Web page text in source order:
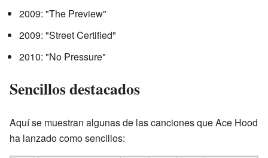
2009: "The Preview"
2009: "Street Certified"
2010: "No Pressure"
Sencillos destacados
Aquí se muestran algunas de las canciones que Ace Hood
ha lanzado como sencillos: